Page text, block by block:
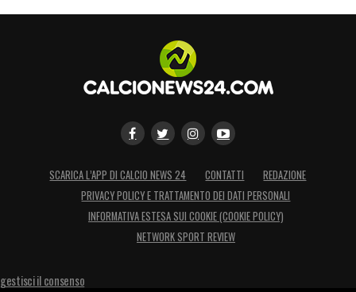
SCARICA L’APP DI CALCIO NEWS 24 CONTATTI
REDAZIONE
PRIVACY POLICY E TRATTAMENTO DEI DATI PERSONALI
INFORMATIVA ESTESA SUI COOKIE (COOKIE POLICY)
NETWORK SPORT REVIEW
gestisci il consenso